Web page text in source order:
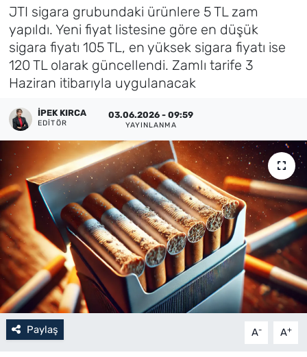
JTI sigara grubundaki ürünlere 5 TL zam
yapıldı. Yeni fiyat listesine göre en düşük
sigara fiyatı 105 TL, en yüksek sigara fiyatı ise
120 TL olarak güncellendi. Zamlı tarife 3
Haziran itibarıyla uygulanacak
İPEK KIRCA
EDITÖR
03.06.2026 - 09:59
YAYINLANMA
Paylaş A- A+
Foto Galeri
Künye
İletişim